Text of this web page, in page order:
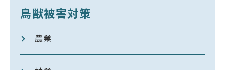
鳥獣被害対策
農業